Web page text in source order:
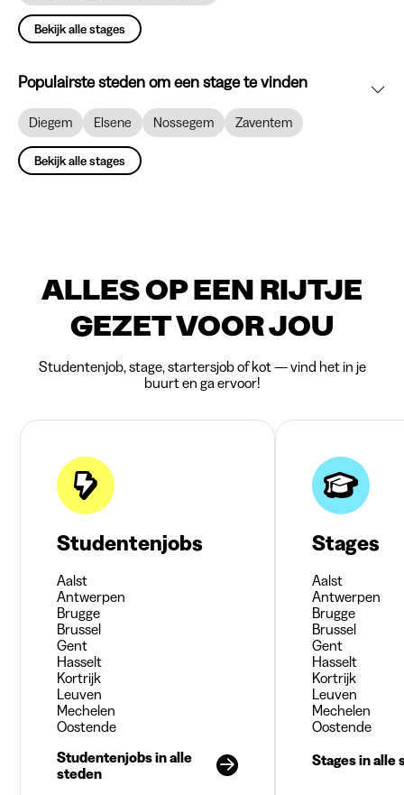
Bekijk alle stages
Populairste steden om een stage te vinden
Diegem Elsene Nossegem Zaventem
Bekijk alle stages
ALLES OP EEN RIJTJE
GEZET VOOR JOU
Studentenjob, stage, startersjob of kot — vind het in je
buurt en ga ervoor!
Studentenjobs
Aalst
Antwerpen
Brugge
Brussel
Gent
Hasselt
Kortrijk
Leuven
Mechelen
Oostende
Studentenjobs in alle
steden
Stages
Aalst
Antwerpen
Brugge
Brussel
Gent
Hasselt
Kortrijk
Leuven
Mechelen
Oostende
Stages in alle